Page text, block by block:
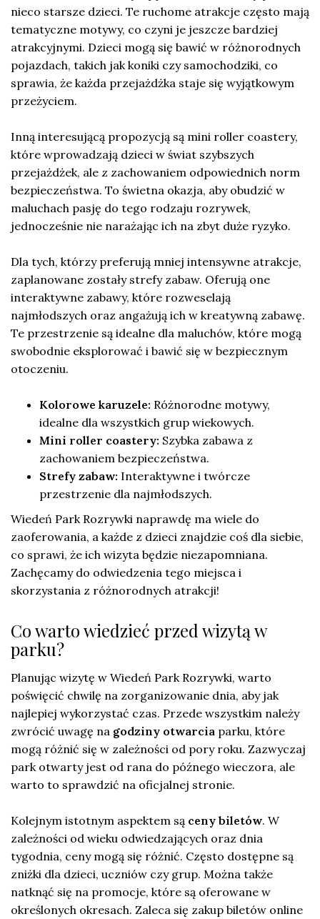
nieco starsze dzieci. Te ruchome atrakcje często mają
tematyczne motywy, co czyni je jeszcze bardziej
atrakcyjnymi. Dzieci mogą się bawić w różnorodnych
pojazdach, takich jak koniki czy samochodziki, co
sprawia, że każda przejażdżka staje się wyjątkowym
przeżyciem.
Inną interesującą propozycją są mini roller coastery,
które wprowadzają dzieci w świat szybszych
przejażdżek, ale z zachowaniem odpowiednich norm
bezpieczeństwa. To świetna okazja, aby obudzić w
maluchach pasję do tego rodzaju rozrywek,
jednocześnie nie narażając ich na zbyt duże ryzyko.
Dla tych, którzy preferują mniej intensywne atrakcje,
zaplanowane zostały strefy zabaw. Oferują one
interaktywne zabawy, które rozweselają
najmłodszych oraz angażują ich w kreatywną zabawę.
Te przestrzenie są idealne dla maluchów, które mogą
swobodnie eksplorować i bawić się w bezpiecznym
otoczeniu.
Kolorowe karuzele: Różnorodne motywy,
idealne dla wszystkich grup wiekowych.
Mini roller coastery: Szybka zabawa z
zachowaniem bezpieczeństwa.
Strefy zabaw: Interaktywne i twórcze
przestrzenie dla najmłodszych.
Wiedeń Park Rozrywki naprawdę ma wiele do
zaoferowania, a każde z dzieci znajdzie coś dla siebie,
co sprawi, że ich wizyta będzie niezapomniana.
Zachęcamy do odwiedzenia tego miejsca i
skorzystania z różnorodnych atrakcji!
Co warto wiedzieć przed wizytą w
parku?
Planując wizytę w Wiedeń Park Rozrywki, warto
poświęcić chwilę na zorganizowanie dnia, aby jak
najlepiej wykorzystać czas. Przede wszystkim należy
zwrócić uwagę na godziny otwarcia parku, które
mogą różnić się w zależności od pory roku. Zazwyczaj
park otwarty jest od rana do późnego wieczora, ale
warto to sprawdzić na oficjalnej stronie.
Kolejnym istotnym aspektem są ceny biletów. W
zależności od wieku odwiedzających oraz dnia
tygodnia, ceny mogą się różnić. Często dostępne są
zniżki dla dzieci, uczniów czy grup. Można także
natknąć się na promocje, które są oferowane w
określonych okresach. Zaleca się zakup biletów online